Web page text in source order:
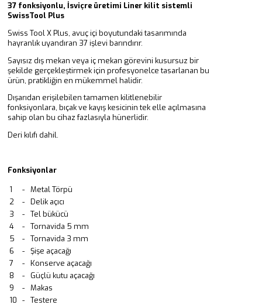
37 fonksiyonlu, İsviçre üretimi Liner kilit sistemli
SwissTool Plus
Swiss Tool X Plus, avuç içi boyutundaki tasarımında
hayranlık uyandıran 37 işlevi barındırır.
Sayısız dış mekan veya iç mekan görevini kusursuz bir
şekilde gerçekleştirmek için profesyonelce tasarlanan bu
ürün, pratikliğin en mükemmel halidir.
Dışarıdan erişilebilen tamamen kilitlenebilir
fonksiyonlara, bıçak ve kayış kesicinin tek elle açılmasına
sahip olan bu cihaz fazlasıyla hünerlidir.
Deri kılıfı dahil.
Fonksiyonlar
1
- Metal Törpü
2
- Delik açıcı
3
- Tel bükücü
4
- Tornavida 5 mm
5
- Tornavida 3 mm
6
- Şişe açacağı
7
- Konserve açacağı
8
-
Güçlü kutu açacağı
9
- Makas
10 - Testere